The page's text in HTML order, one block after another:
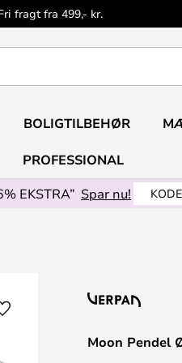
fragt fra 499,- kr.
BOLIGTILBEHØR
PROFESSIONAL
EKSTRA” Spar nu!
Moon Pendel